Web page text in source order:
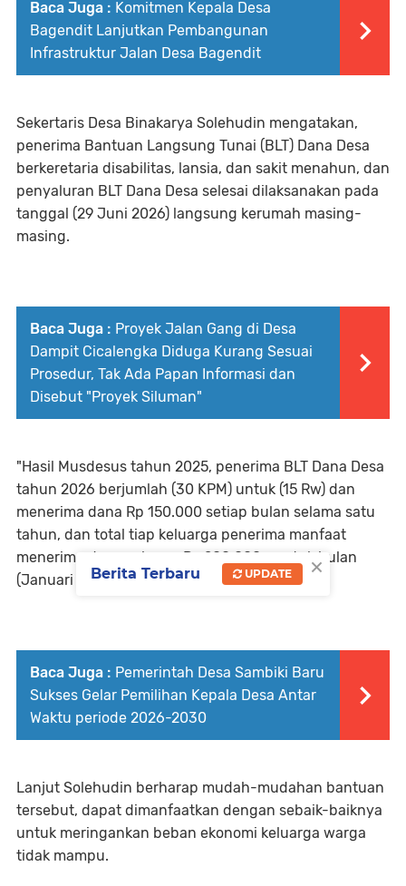
Baca Juga : Komitmen Kepala Desa
Bagendit Lanjutkan Pembangunan
Infrastruktur Jalan Desa Bagendit
Sekertaris Desa Binakarya Solehudin mengatakan,
penerima Bantuan Langsung Tunai (BLT) Dana Desa
berkeretaria disabilitas, lansia, dan sakit menahun, dan
penyaluran BLT Dana Desa selesai dilaksanakan pada
tanggal (29 Juni 2026) langsung kerumah masing-
masing.
Baca Juga : Proyek Jalan Gang di Desa
Dampit Cicalengka Diduga Kurang Sesuai
Prosedur, Tak Ada Papan Informasi dan
Disebut "Proyek Siluman"
"Hasil Musdesus tahun 2025, penerima BLT Dana Desa
tahun 2026 berjumlah (30 KPM) untuk (15 Rw) dan
menerima dana Rp 150.000 setiap bulan selama satu
tahun, dan total tiap keluarga penerima manfaat
menerima dana sebesar Rp.900.000,- untuk bulan
(Januari sampai Juni 2026), ujarnya.
Baca Juga : Pemerintah Desa Sambiki Baru
Sukses Gelar Pemilihan Kepala Desa Antar
Waktu periode 2026-2030
Lanjut Solehudin berharap mudah-mudahan bantuan
tersebut, dapat dimanfaatkan dengan sebaik-baiknya
untuk meringankan beban ekonomi keluarga warga
tidak mampu.
×
Berita Terbaru UPDATE